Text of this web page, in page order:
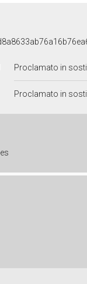
Proclamato in
Proclamato in